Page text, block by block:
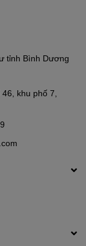
tỉnh Bình Dương
khu phố 7,